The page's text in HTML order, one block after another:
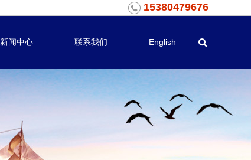
15380479676
新闻中心 联系我们 English